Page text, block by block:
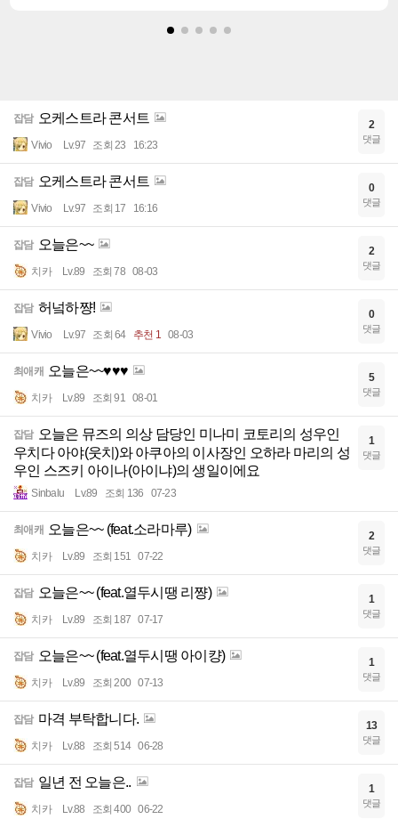
잡담 오케스트라 콘서트
Vivio Lv.97 조회 23 16:23
2
댓글
잡담 오케스트라 콘서트
Vivio Lv.97 조회 17 16:16
0
댓글
잡담 오늘은~~
치카 Lv.89 조회 78 08-03
2
댓글
잡담 허넠하쨩!
Vivio Lv.97 조회 64 추천 1 08-03
0
댓글
최애캐 오늘은~~♥♥♥
치카 Lv.89 조회 91 08-01
5
댓글
잡담 오늘은 뮤즈의 의상 담당인 미나미 코토리의 성우인
우치다 아야(웃치)와 아쿠아의 이사장인 오하라 마리의 성
우인 스즈키 아이나(아이냐)의 생일이에요
Sinbalu Lv.89 조회 136 07-23
1
댓글
최애캐 오늘은~~ (feat.소라마루)
치카 Lv.89 조회 151 07-22
2
댓글
잡담 오늘은~~ (feat.열두시땡 리쨩)
치카 Lv.89 조회 187 07-17
1
댓글
잡담 오늘은~~ (feat.열두시땡 아이컁)
치카 Lv.89 조회 200 07-13
1
댓글
잡담 마격 부탁합니다.
치카 Lv.88 조회 514 06-28
13
댓글
잡담 일년 전 오늘은..
치카 Lv.88 조회 400 06-22
1
댓글